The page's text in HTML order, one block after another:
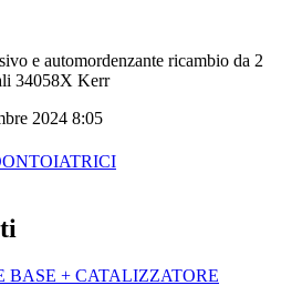
e automordenzante ricambio da 2
34058X Kerr
2024 8:05